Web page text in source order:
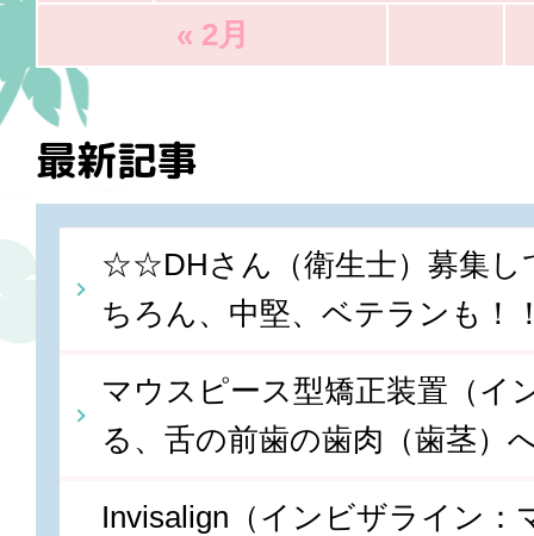
« 2月
最新記事
☆☆DHさん（衛生士）募集し
ちろん、中堅、ベテランも！
マウスピース型矯正装置（イ
る、舌の前歯の歯肉（歯茎）
Invisalign（インビザライン：